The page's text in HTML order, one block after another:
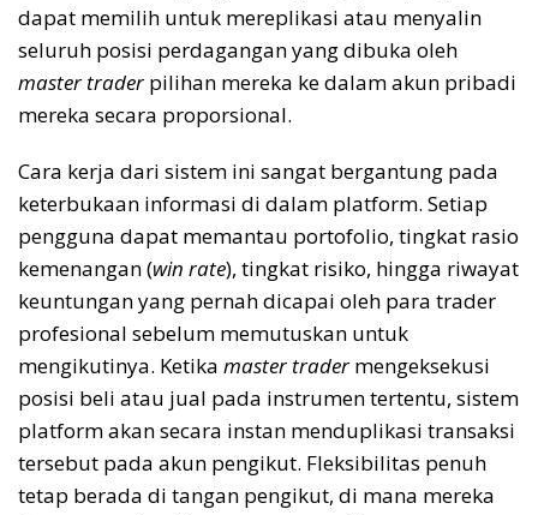
dapat memilih untuk mereplikasi atau menyalin
seluruh posisi perdagangan yang dibuka oleh
master traderpilihan mereka ke dalam akun pribadi
mereka secara proporsional.
Cara kerja dari sistem ini sangat bergantung pada
keterbukaan informasi di dalam platform. Setiap
pengguna dapat memantau portofolio, tingkat rasio
kemenangan (win rate), tingkat risiko, hingga riwayat
keuntungan yang pernah dicapai oleh para trader
profesional sebelum memutuskan untuk
mengikutinya. Ketika master tradermengeksekusi
posisi beli atau jual pada instrumen tertentu, sistem
platform akan secara instan menduplikasi transaksi
tersebut pada akun pengikut. Fleksibilitas penuh
tetap berada di tangan pengikut, di mana mereka